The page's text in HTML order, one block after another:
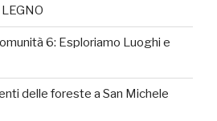
6: Esploriamo Luoghi e
delle foreste a San Michele